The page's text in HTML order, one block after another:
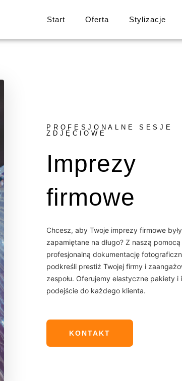
Start Oferta Stylizacje
PROFESJONALNE SESJE
ZDJĘCIOWE
Imprezy
firmowe
Chcesz, aby Twoje imprezy firmowe były
zapamiętane na długo? Z naszą
profesjonalną dokumentację
podkreśli prestiż Twojej firmy i
zespołu. Oferujemy elastyczne pakiety i
podejście do każdego klienta.
KONTAKT